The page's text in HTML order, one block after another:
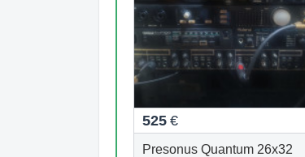
525 €
Presonus Quantum 26x32